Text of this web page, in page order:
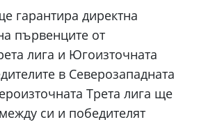
гарантира директна
първенците от
лига и Югоизточната
в Северозападната
Трета лига ще
си и победителят